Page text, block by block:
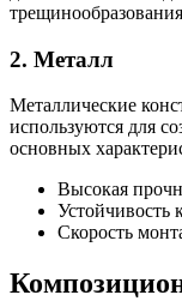
2. Металл
Металлические
используются для
основных
Высокая
Устойчивость
Скорость